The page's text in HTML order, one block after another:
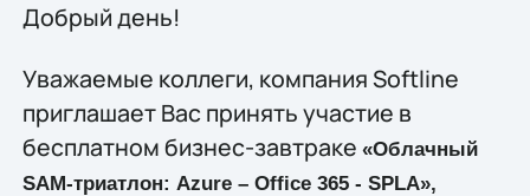
Добрый день!
Уважаемые коллеги, компания Softline
приглашает Вас принять участие в
бесплатном бизнес-завтраке «Облачный
SAM-триатлон: Azure – Office 365 - SPLA»,